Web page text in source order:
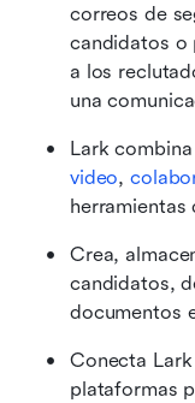
correos de
candidatos o
a los
una
Lark combina
video,
herramientas
Crea,
candidatos,
documentos
Conecta
plataformas